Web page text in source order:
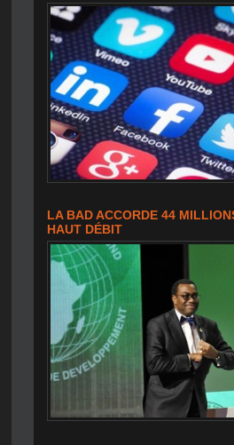
LA BAD ACCORDE 44
HAUT DÉBIT